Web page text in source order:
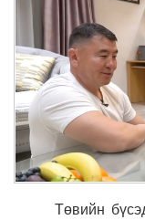
Төвийн бүсэд